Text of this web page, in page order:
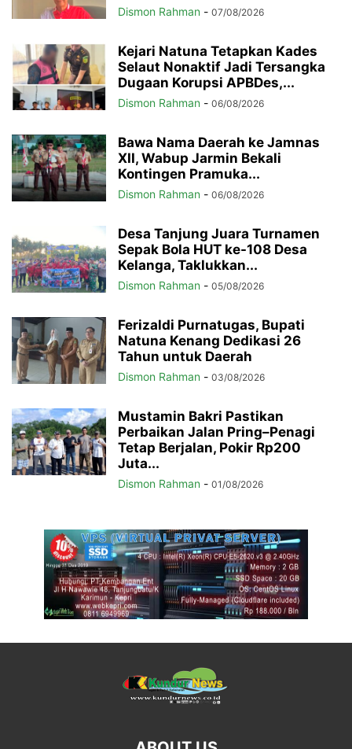
Dismon Rahman - 07/08/2026
Kejari Natuna Tetapkan Kades
Selaut Nonaktif Jadi Tersangka
Dugaan Korupsi APBDes,...
Dismon Rahman - 06/08/2026
Bawa Nama Daerah ke Jamnas
XII, Wabup Jarmin Bekali
Kontingen Pramuka...
Dismon Rahman - 06/08/2026
Desa Tanjung Juara Turnamen
Sepak Bola HUT ke-108 Desa
Kelanga, Taklukkan...
Dismon Rahman - 05/08/2026
Ferizaldi Purnatugas, Bupati
Natuna Kenang Dedikasi 26
Tahun untuk Daerah
Dismon Rahman - 03/08/2026
Mustamin Bakri Pastikan
Perbaikan Jalan Pring–Penagi
Tetap Berjalan, Pokir Rp200
Juta...
Dismon Rahman - 01/08/2026